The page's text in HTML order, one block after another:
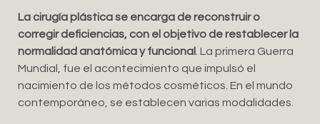
La cirugía plástica se encarga de reconstruir o
corregir deficiencias, con el objetivo de restablecer la
normalidad anatómica y funcional . La primera Guerra
Mundial, fue el acontecimiento que impulsó el
nacimiento de los métodos cosméticos. En el mundo
contemporáneo, se establecen varias modalidades.